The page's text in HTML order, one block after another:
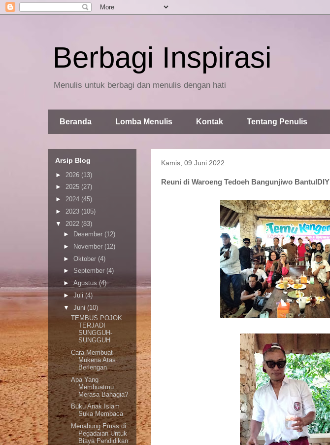
Berbagi Inspirasi
Menulis untuk berbagi dan menulis dengan hati
Beranda Lomba Menulis Kontak Tentang Penulis
Kamis, 09 Juni 2022
Reuni di Waroeng Tedoeh Bangunjiwo BantulDIY
Arsip Blog
► 2026 (13)
► 2025 (27)
► 2024 (45)
► 2023 (105)
▼ 2022 (83)
►
Desember (12)
►
November (12)
► Oktober (4)
► September (4)
► Agustus (4)
► Juli (4)
▼ Juni (10)
TEMBUS POJOK
TERJADI
SUNGGUH-
SUNGGUH
Cara Membuat
Mukena Atas
Berlengan
Apa Yang
Membuatmu
Merasa Bahagia?
Buku Anak Islam
Suka Membaca
Menabung Emas di
Pegadaian Untuk
Biaya Pendidikan